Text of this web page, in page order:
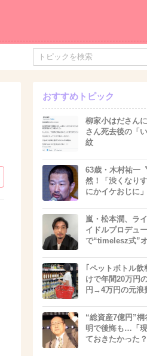
おすすめトピック
柳家小はださん
さん死去後の「
紋
63歳・木村祐一
然！「渋くなり
にかイケおじに
嵐・松本潤、ラ
イドルプロデュ
で“timelesz式”
｢ペットボトル
けで年間20万円
円→4万円の元浪
“総資産7億円”桐
明で後悔も…「
ておきたかった